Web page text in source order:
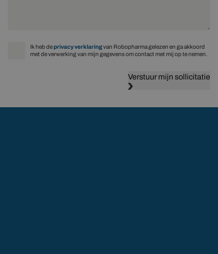
Ik heb deprivacy verklaringvan Robopharma gelezen en ga akkoord
met de verwerking van mijn gegevens om contact met mij op te nemen.
Verstuur mijn sollicitatie